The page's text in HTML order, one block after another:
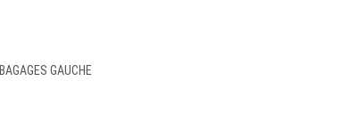
GAUCHE